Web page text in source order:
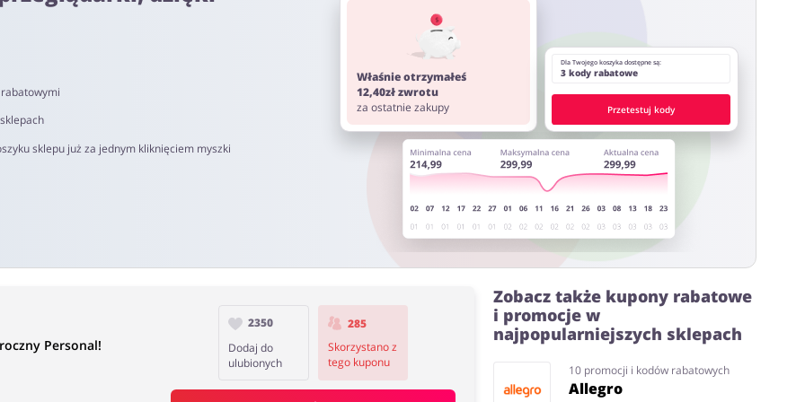
72h od momentu złożenia zamówienia. Nie dotyczy on kosztów dostawy oraz może być naliczony od kwoty zamówienia
Pamiętaj aby przed zakupem wyłączyć AdBlock oraz aby nie korzystać z innych stron lub rozszerzeń do przeglądarki
sklepu już za jednym kliknięciem myszki
Właśnie otrzymałeś
12,40zł zwrotu
za ostatnie zakupy
Dla Twojego koszyka dostępne są:
3 kody rabatowe
Przetestuj kody
Personal!
2350
Dodaj do
ulubionych
285
Skorzystano z
tego kuponu
Zobacz także kupony rabatowe
i promocje w
najpopularniejszych sklepach
10 promocji i kodów rabatowych
Allegro